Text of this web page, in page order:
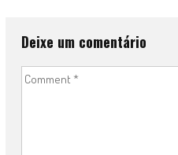
Deixe um comentário